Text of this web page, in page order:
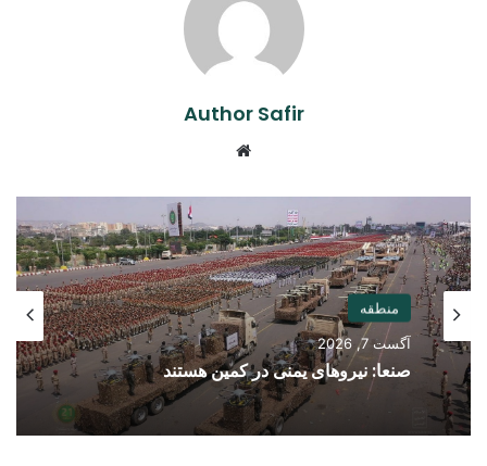
Author Safir
منطقه
آگست 7, 2026
صنعا: نیروهای یمنی در کمین هستند